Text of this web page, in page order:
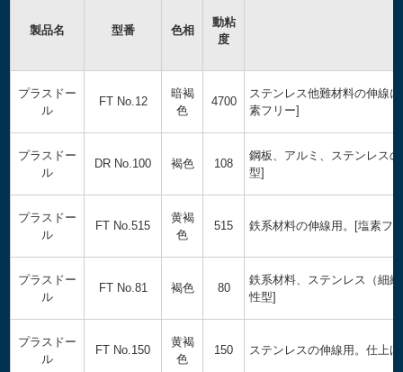
製品名 型番 色相
動粘
度
プラスドー
ル
FT No.12
暗褐
色
4700
ステンレス他難材料の伸線
素フリー]
プラスドー
ル
DR No.100 褐色 108
鋼板、アルミ、ステンレス
型]
プラスドー
ル
FT No.515
黄褐
色
515 鉄系材料の伸線用。[塩素フ
プラスドー
ル
FT No.81 褐色 80
鉄系材料、ステンレス（細
性型]
プラスドー
ル
FT No.150
黄褐
色
150 ステンレスの伸線用。仕上